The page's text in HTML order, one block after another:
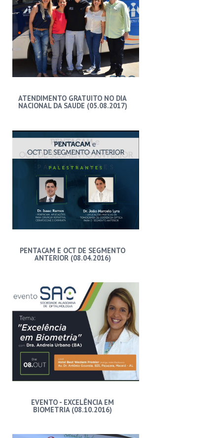
ATENDIMENTO GRATUITO NO DIA
NACIONAL DA SAUDE (05.08.2017)
PENTACAM E OCT DE SEGMENTO
ANTERIOR (08.04.2016)
EVENTO - EXCELÊNCIA EM
BIOMETRIA (08.10.2016)